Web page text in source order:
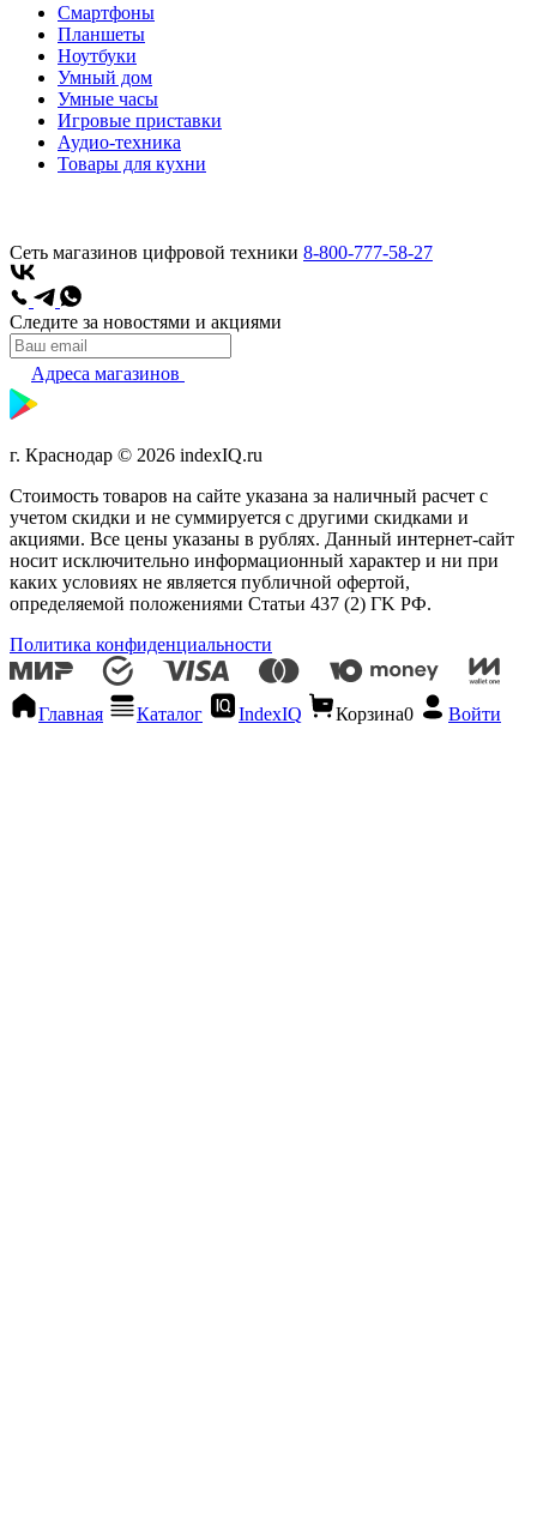
Смартфоны
Планшеты
Ноутбуки
Умный дом
Умные часы
Игровые приставки
Аудио-техника
Товары для кухни
Сеть магазинов цифровой техники 8-800-777-58-27
Следите за новостями и акциями
Адреса магазинов
г. Краснодар © 2026 indexIQ.ru
Стоимость товаров на сайте указана за наличный расчет с
учетом скидки и не суммируется с другими скидками и
акциями. Все цены указаны в рублях. Данный интернет-сайт
носит исключительно информационный характер и ни при
каких условиях не является публичной офертой,
определяемой положениями Статьи 437 (2) ГK РФ.
Политика конфиденциальности
Главная Каталог IndexIQ Корзина0 Войти